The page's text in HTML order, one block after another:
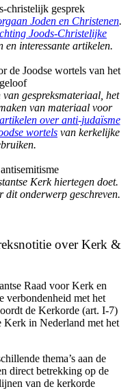
christelijk gesprek
Joden en Christenen.
Joods-Christelijke
interessante artikelen.
de Joodse wortels van het
gespreksmateriaal, het
van materiaal voor
over anti-judaïsme
wortels van kerkelijke
Kerk hiertegen doet.
dit onderwerp geschreven.
over Kerk &
Raad voor Kerk en
verbondenheid met het
de Kerkorde (art. I-7)
Kerk in Nederland met het
thema’s aan de
direct betrekking op de
van de kerkorde